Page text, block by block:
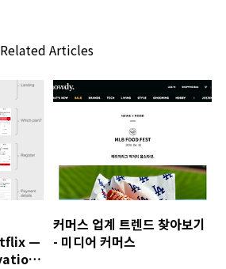
Related Articles
—
커머스 업계 트렌드 찾아보기
- 미디어 커머스